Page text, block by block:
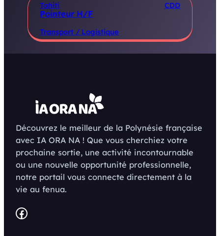
Tahiti CDD
Pointeur H/F
Transport / Logistique
Découvrez le meilleur de la Polynésie française
avec IA ORA NA ! Que vous cherchiez votre
prochaine sortie, une activité incontournable
ou une nouvelle opportunité professionnelle,
notre portail vous connecte directement à la
vie au fenua.
Facebook